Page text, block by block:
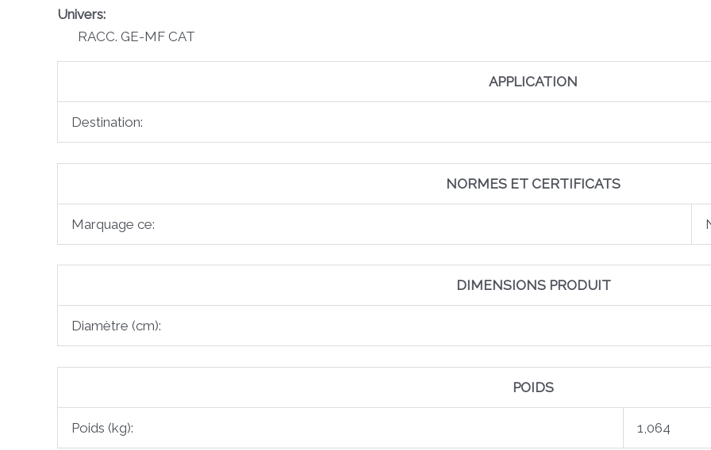
Univers:
RACC. GE-MF CAT
APPLICATION
Destination:
NORMES ET CERTIFICATS
Marquage ce:
DIMENSIONS PRODUIT
Diamètre (cm):
POIDS
Poids (kg): 1,064